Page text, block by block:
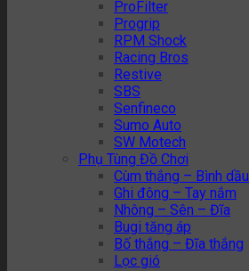
ProFilter
Progrip
RPM Shock
Racing Bros
Restive
SBS
Senfineco
Sumo Auto
SW Motech
Phụ Tùng Đồ Chơi
Cùm thắng – Bình dầu
Ghi đông – Tay nắm
Nhông – Sên – Đĩa
Bugi tăng áp
Bố thắng – Đĩa thắng
Lọc gió